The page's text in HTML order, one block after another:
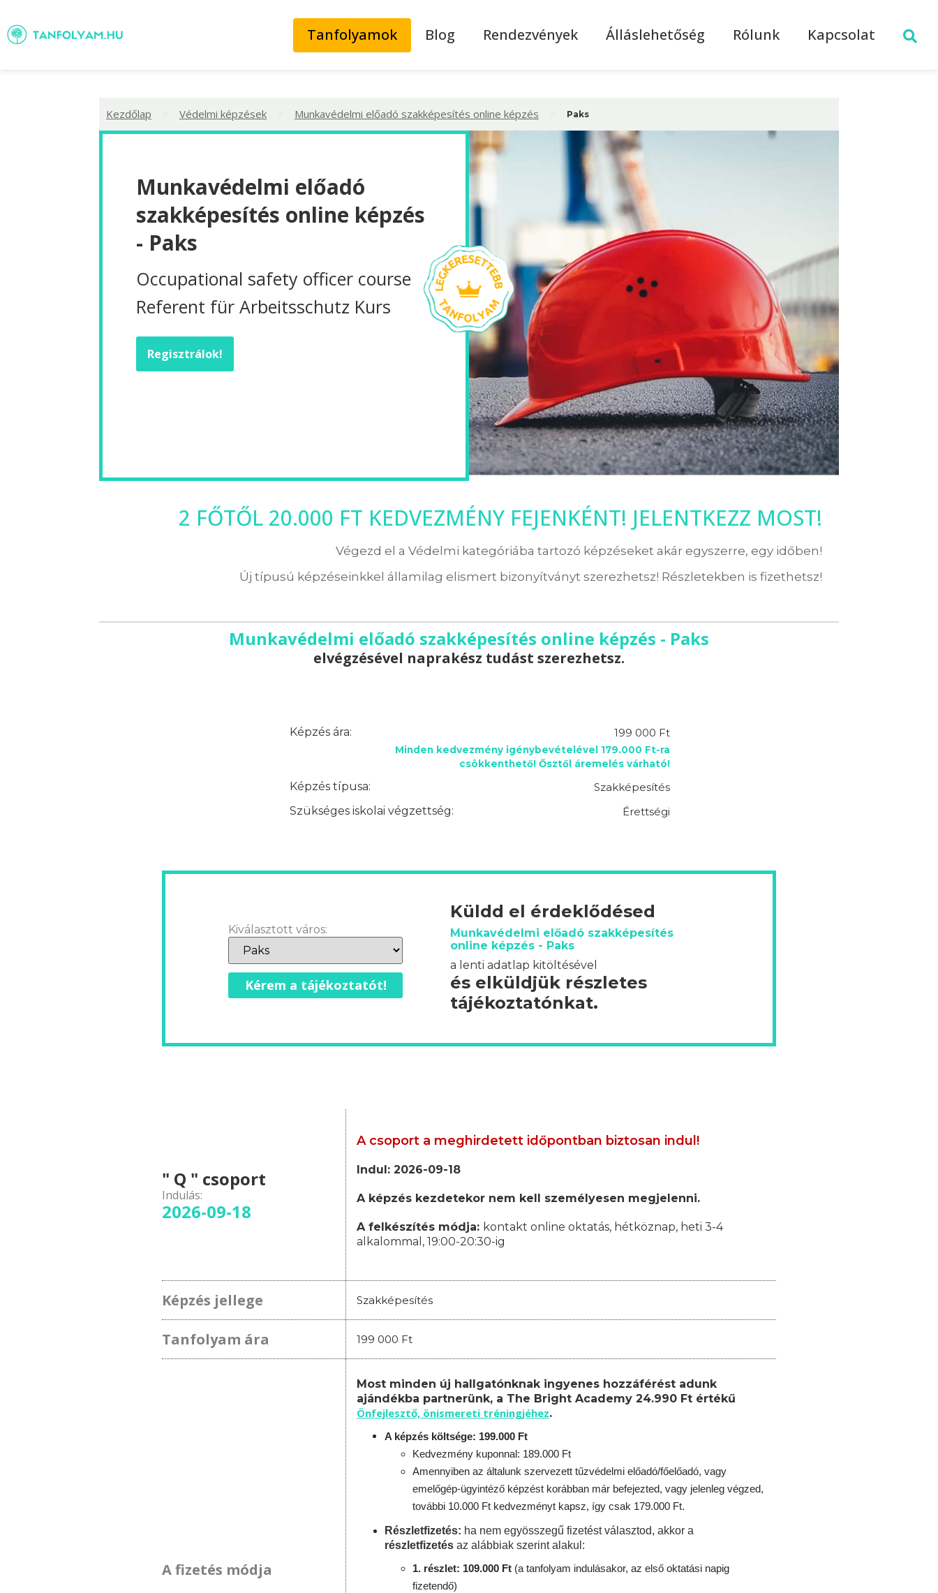
Tanfolyamok Blog Rendezvények Álláslehetőség Rólunk Kapcsolat
Kezdőlap Védelmi képzések Munkavédelmi előadó szakképesítés online képzés Paks
Munkavédelmi előadó
szakképesítés online képzés
- Paks
Occupational safety officer course
Referent für Arbeitsschutz Kurs
Regisztrálok!
2 FŐTŐL 20.000 FT KEDVEZMÉNY FEJENKÉNT! JELENTKEZZ MOST!
Végezd el a Védelmi kategóriába tartozó képzéseket akár egyszerre, egy időben!
Új típusú képzéseinkkel államilag elismert bizonyítványt szerezhetsz! Részletekben is fizethetsz!
Munkavédelmi előadó szakképesítés online képzés - Paks
elvégzésével naprakész tudást szerezhetsz.
Képzés ára: 199 000 Ft
Minden kedvezmény igénybevételével 179.000 Ft-ra
csökkenthető! Ősztől áremelés várható!
Képzés típusa:
Szakképesítés
Szükséges iskolai végzettség:
Érettségi
Kiválasztott város:
Kérem a tájékoztatót!
Küldd el érdeklődésed
Munkavédelmi előadó szakképesítés
online képzés - Paks
a lenti adatlap kitöltésével
és elküldjük részletes
tájékoztatónkat.
" Q " csoport
Indulás:
2026-09-18
A csoport a meghirdetett időpontban biztosan indul!
Indul: 2026-09-18
A képzés kezdetekor nem kell személyesen megjelenni.
A felkészítés módja: kontakt online oktatás, hétköznap, heti 3-4
alkalommal, 19:00-20:30-ig
Képzés jellege Szakképesítés
Tanfolyam ára 199 000 Ft
A fizetés módja
Most minden új hallgatónknak ingyenes hozzáférést adunk
ajándékba partnerünk, a The Bright Academy 24.990 Ft értékű
Önfejlesztő, önismereti tréningjéhez.
A képzés költsége: 199.000 Ft
Kedvezmény kuponnal: 189.000 Ft
Amennyiben az általunk szervezett tűzvédelmi előadó/főelőadó, vagy
emelőgép-ügyintéző képzést korábban már befejezted, vagy jelenleg végzed,
további 10.000 Ft kedvezményt kapsz, így csak 179.000 Ft.
Részletfizetés: ha nem egyösszegű fizetést választod, akkor a
részletfizetés az alábbiak szerint alakul:
1. részlet: 109.000 Ft (a tanfolyam indulásakor, az első oktatási napig
fizetendő)